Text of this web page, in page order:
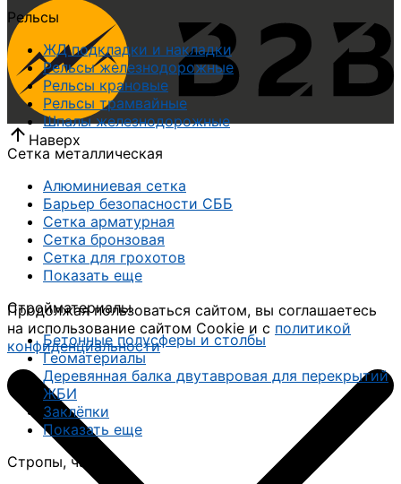
Рельсы
ЖД подкладки и накладки
Рельсы железнодорожные
Рельсы крановые
Рельсы трамвайные
Шпалы железнодорожные
Сетка металлическая
Алюминиевая сетка
Барьер безопасности СББ
Сетка арматурная
Сетка бронзовая
Сетка для грохотов
Показать еще
Стройматериалы
Бетонные полусферы и столбы
Геоматериалы
Деревянная балка двутавровая для перекрытий
ЖБИ
Заклёпки
Показать еще
Стропы, чалки
Наверх
Продолжая пользоваться сайтом, вы соглашаетесь
на использование сайтом Cookie и с политикой
конфиденциальности